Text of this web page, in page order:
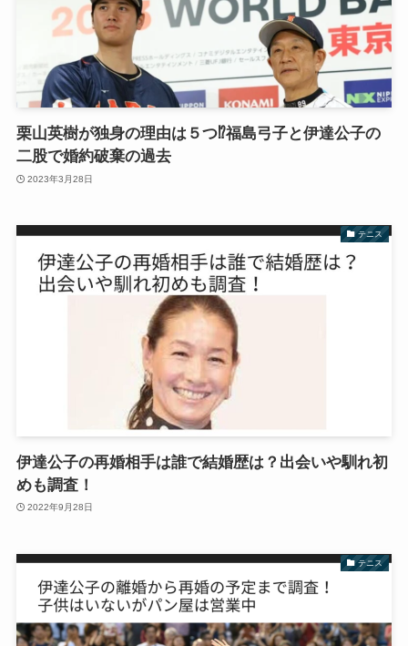
栗山英樹が独身の理由は５つ⁉︎福島弓子と伊達公子の
二股で婚約破棄の過去
2023年3月28日
テニス
伊達公子の再婚相手は誰で結婚歴は？出会いや馴れ初
めも調査！
2022年9月28日
テニス